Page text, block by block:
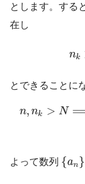
とします。する
在し
nk
とできることに
n, nk > N
⟹
よって数列 {an}
{a }